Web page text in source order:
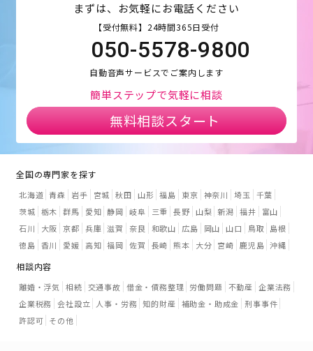
まずは、お気軽にお電話ください
【受付無料】24時間365日受付
050-5578-9800
自動音声サービスでご案内します
簡単ステップで気軽に相談
無料相談スタート
全国の専門家を探す
北海道 青森 岩手 宮城 秋田 山形 福島 東京 神奈川 埼玉
千葉
茨城 栃木 群馬 愛知 静岡 岐阜 三重 長野 山梨 新潟 福井
富山
石川
大阪 京都 兵庫 滋賀 奈良 和歌山 広島 岡山 山口 鳥取
島根
徳島 香川 愛媛 高知 福岡 佐賀 長崎 熊本 大分 宮崎 鹿児島 沖縄
相談内容
離婚・浮気 相続 交通事故 借金・債務整理 労働問題 不動産 企業法務
企業税務 会社設立 人事・労務 知的財産 補助金・助成金 刑事事件
許認可 その他